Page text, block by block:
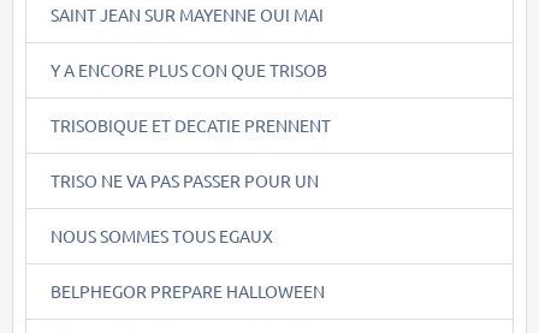
SAINT JEAN SUR MAYENNE OUI MAI
Y A ENCORE PLUS CON QUE TRISOB
TRISOBIQUE ET DECATIE PRENNENT
TRISO NE VA PAS PASSER POUR UN
NOUS SOMMES TOUS EGAUX
BELPHEGOR PREPARE HALLOWEEN